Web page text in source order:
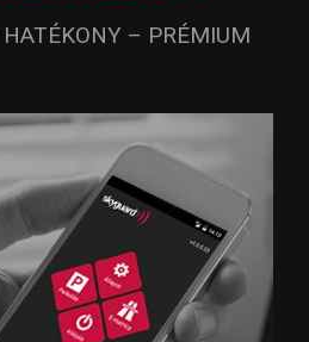
– PRÉMIUM